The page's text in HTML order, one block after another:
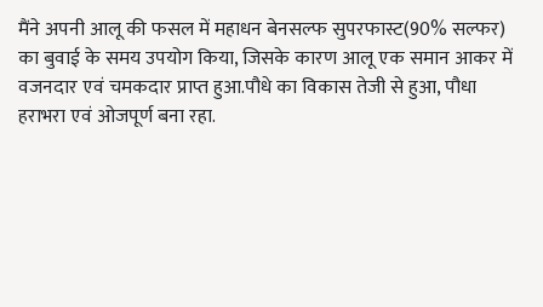
मैंने अपनी आलू की फसल में महाधन बेनसल्फ सुपरफास्ट(90% सल्फर)
का बुवाई के समय उपयोग किया, जिसके कारण आलू एक समान आकर में
वजनदार एवं चमकदार प्राप्त हुआ.पौधे का विकास तेजी से हुआ, पौधा
हराभरा एवं ओजपूर्ण बना रहा.